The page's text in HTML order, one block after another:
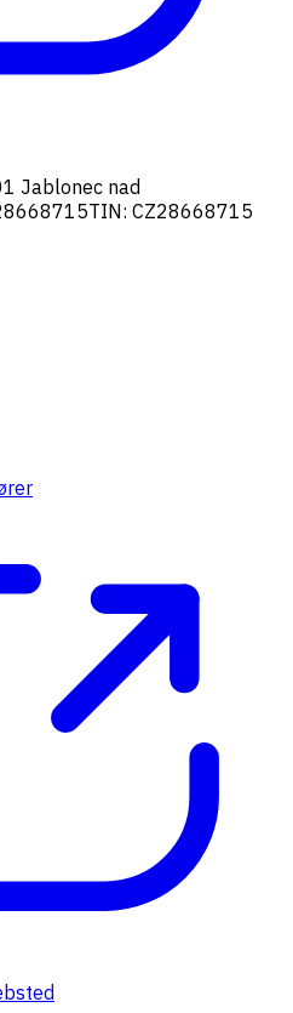
Jablonec nad
TIN: CZ28668715